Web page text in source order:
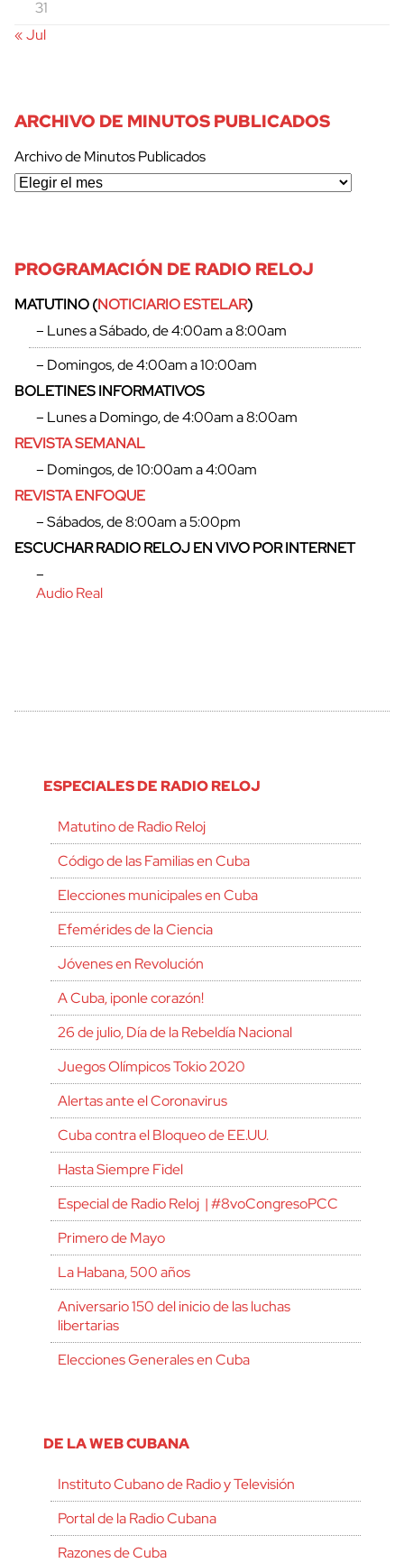
31
« Jul
ARCHIVO DE MINUTOS PUBLICADOS
Archivo de Minutos Publicados
PROGRAMACIÓN DE RADIO RELOJ
MATUTINO (NOTICIARIO ESTELAR)
– Lunes a Sábado, de 4:00am a 8:00am
– Domingos, de 4:00am a 10:00am
BOLETINES INFORMATIVOS
– Lunes a Domingo, de 4:00am a 8:00am
REVISTA SEMANAL
– Domingos, de 10:00am a 4:00am
REVISTA ENFOQUE
– Sábados, de 8:00am a 5:00pm
ESCUCHAR RADIO RELOJ EN VIVO POR INTERNET
–
Audio Real
ESPECIALES DE RADIO RELOJ
Matutino de Radio Reloj
Código de las Familias en Cuba
Elecciones municipales en Cuba
Efemérides de la Ciencia
Jóvenes en Revolución
A Cuba, ¡ponle corazón!
26 de julio, Día de la Rebeldía Nacional
Juegos Olímpicos Tokio 2020
Alertas ante el Coronavirus
Cuba contra el Bloqueo de EE.UU.
Hasta Siempre Fidel
Especial de Radio Reloj | #8voCongresoPCC
Primero de Mayo
La Habana, 500 años
Aniversario 150 del inicio de las luchas
libertarias
Elecciones Generales en Cuba
DE LA WEB CUBANA
Instituto Cubano de Radio y Televisión
Portal de la Radio Cubana
Razones de Cuba